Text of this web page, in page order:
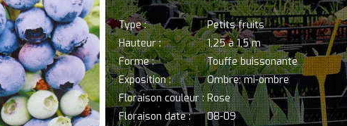
Type :
Petits fruits
Hauteur :
1,25 à 1,5 m
Forme :
Touffe buissonante
Exposition :
Ombre; mi-ombre
Floraison couleur : Rose
Floraison date :
08-09